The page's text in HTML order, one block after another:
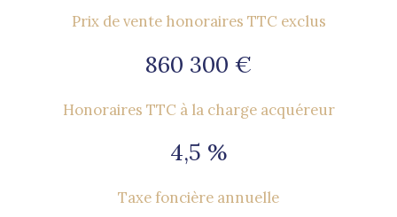
Prix de vente honoraires TTC exclus
860 300 €
Honoraires TTC à la charge acquéreur
4,5 %
Taxe foncière annuelle